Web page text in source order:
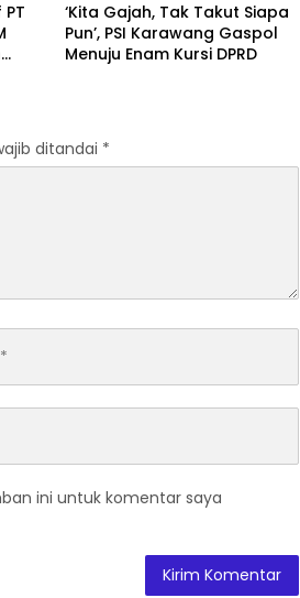
‘Kita Gajah, Tak Takut Siapa
Pun’, PSI Karawang Gaspol
Menuju Enam Kursi DPRD
ditandai *
ini untuk komentar saya